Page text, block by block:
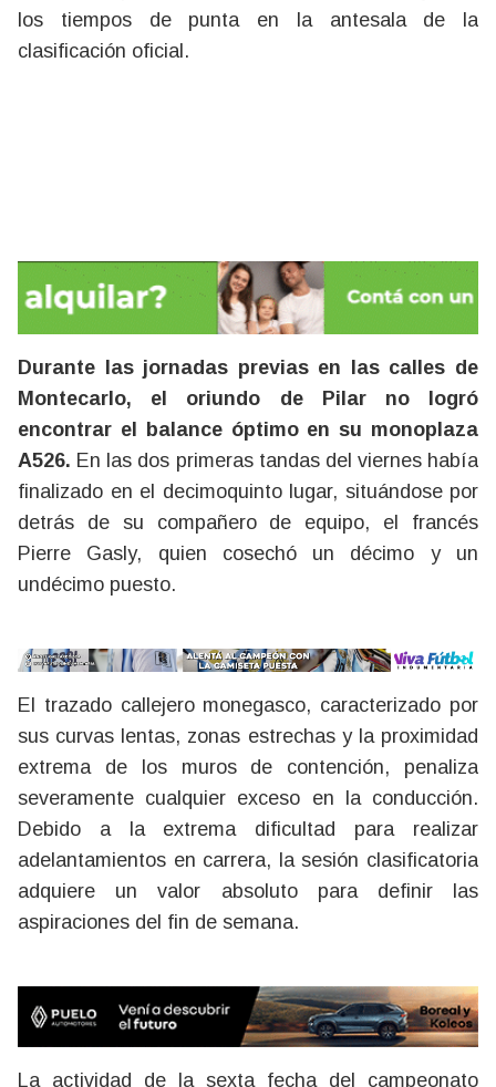
los tiempos de punta en la antesala de la
clasificación oficial.
Durante las jornadas previas en las calles de
Montecarlo, el oriundo de Pilar no logró
encontrar el balance óptimo en su monoplaza
A526. En las dos primeras tandas del viernes había
finalizado en el decimoquinto lugar, situándose por
detrás de su compañero de equipo, el francés
Pierre Gasly, quien cosechó un décimo y un
undécimo puesto.
El trazado callejero monegasco, caracterizado por
sus curvas lentas, zonas estrechas y la proximidad
extrema de los muros de contención, penaliza
severamente cualquier exceso en la conducción.
Debido a la extrema dificultad para realizar
adelantamientos en carrera, la sesión clasificatoria
adquiere un valor absoluto para definir las
aspiraciones del fin de semana.
La actividad de la sexta fecha del campeonato